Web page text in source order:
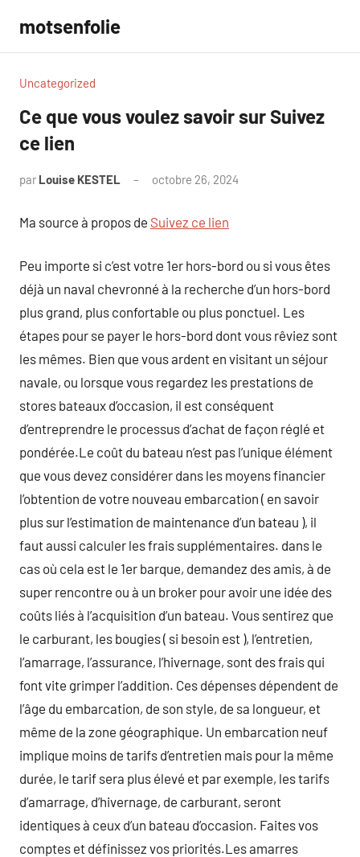
contenu
motsenfolie
Uncategorized
Ce que vous voulez savoir sur Suivez
ce lien
par Louise KESTEL octobre 26, 2024
Ma source à propos de Suivez ce lien
Peu importe si c’est votre 1er hors-bord ou si vous êtes
déjà un naval chevronné à la recherche d’un hors-bord
plus grand, plus confortable ou plus ponctuel. Les
étapes pour se payer le hors-bord dont vous rêviez sont
les mêmes. Bien que vous ardent en visitant un séjour
navale, ou lorsque vous regardez les prestations de
stores bateaux d’occasion, il est conséquent
d’entreprendre le processus d’achat de façon réglé et
pondérée.Le coût du bateau n’est pas l’unique élément
que vous devez considérer dans les moyens financier
l’obtention de votre nouveau embarcation ( en savoir
plus sur l’estimation de maintenance d’un bateau ), il
faut aussi calculer les frais supplémentaires. dans le
cas où cela est le 1er barque, demandez des amis, à de
super rencontre ou à un broker pour avoir une idée des
coûts liés à l’acquisition d’un bateau. Vous sentirez que
le carburant, les bougies ( si besoin est ), l’entretien,
l’amarrage, l’assurance, l’hivernage, sont des frais qui
font vite grimper l’addition. Ces dépenses dépendent de
l’âge du embarcation, de son style, de sa longueur, et
même de la zone géographique. Un embarcation neuf
implique moins de tarifs d’entretien mais pour la même
durée, le tarif sera plus élevé et par exemple, les tarifs
d’amarrage, d’hivernage, de carburant, seront
identiques à ceux d’un bateau d’occasion. Faites vos
comptes et définissez vos priorités.Les amarres